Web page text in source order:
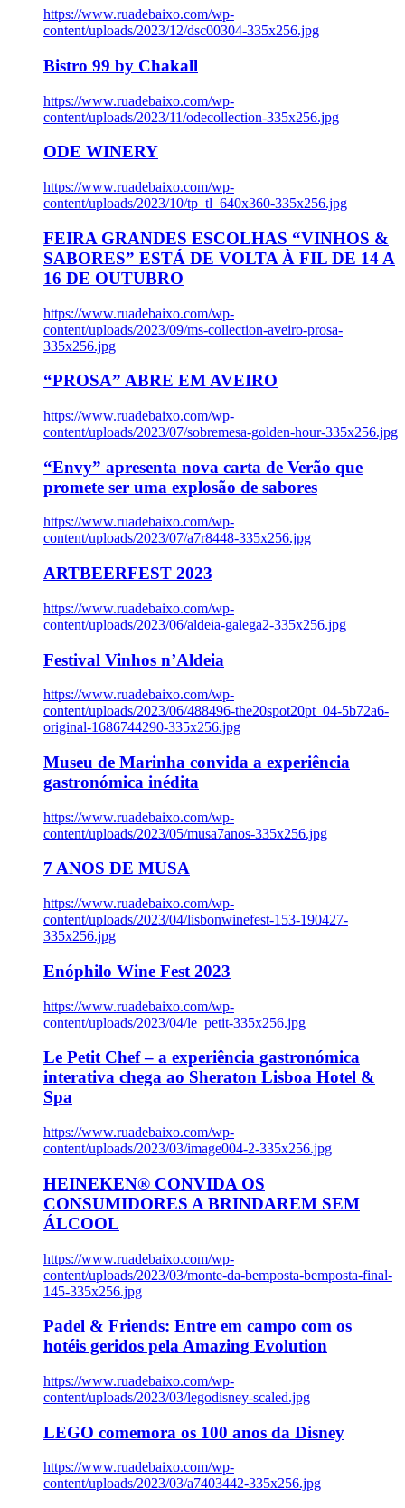
https://www.ruadebaixo.com/wp-
content/uploads/2023/12/dsc00304-335x256.jpg
Bistro 99 by Chakall
https://www.ruadebaixo.com/wp-
content/uploads/2023/11/odecollection-335x256.jpg
ODE WINERY
https://www.ruadebaixo.com/wp-
content/uploads/2023/10/tp_tl_640x360-335x256.jpg
FEIRA GRANDES ESCOLHAS “VINHOS &
SABORES” ESTÁ DE VOLTA À FIL DE 14 A
16 DE OUTUBRO
https://www.ruadebaixo.com/wp-
content/uploads/2023/09/ms-collection-aveiro-prosa-
335x256.jpg
“PROSA” ABRE EM AVEIRO
https://www.ruadebaixo.com/wp-
content/uploads/2023/07/sobremesa-golden-hour-335x256.jpg
“Envy” apresenta nova carta de Verão que
promete ser uma explosão de sabores
https://www.ruadebaixo.com/wp-
content/uploads/2023/07/a7r8448-335x256.jpg
ARTBEERFEST 2023
https://www.ruadebaixo.com/wp-
content/uploads/2023/06/aldeia-galega2-335x256.jpg
Festival Vinhos n’Aldeia
https://www.ruadebaixo.com/wp-
content/uploads/2023/06/488496-the20spot20pt_04-5b72a6-
original-1686744290-335x256.jpg
Museu de Marinha convida a experiência
gastronómica inédita
https://www.ruadebaixo.com/wp-
content/uploads/2023/05/musa7anos-335x256.jpg
7 ANOS DE MUSA
https://www.ruadebaixo.com/wp-
content/uploads/2023/04/lisbonwinefest-153-190427-
335x256.jpg
Enóphilo Wine Fest 2023
https://www.ruadebaixo.com/wp-
content/uploads/2023/04/le_petit-335x256.jpg
Le Petit Chef – a experiência gastronómica
interativa chega ao Sheraton Lisboa Hotel &
Spa
https://www.ruadebaixo.com/wp-
content/uploads/2023/03/image004-2-335x256.jpg
HEINEKEN® CONVIDA OS
CONSUMIDORES A BRINDAREM SEM
ÁLCOOL
https://www.ruadebaixo.com/wp-
content/uploads/2023/03/monte-da-bemposta-bemposta-final-
145-335x256.jpg
Padel & Friends: Entre em campo com os
hotéis geridos pela Amazing Evolution
https://www.ruadebaixo.com/wp-
content/uploads/2023/03/legodisney-scaled.jpg
LEGO comemora os 100 anos da Disney
https://www.ruadebaixo.com/wp-
content/uploads/2023/03/a7403442-335x256.jpg